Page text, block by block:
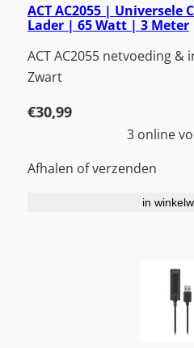
ACT AC2055 | Universele
Lader | 65 Watt | 3 Meter
ACT AC2055 netvoeding &
Zwart
€30,99
3 online
Afhalen of verzenden
in